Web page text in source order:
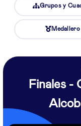
Grupos y
Medallero
Finales -